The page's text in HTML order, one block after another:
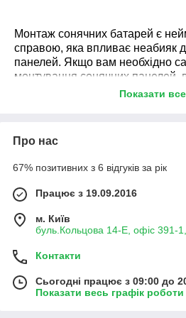
Монтаж сонячних батарей є
справою, яка впливає неабияк
панелей. Якщо вам необхідно
монтування сонячних панелей
підвищену увагу
панелей
можна легко відшукати в
зможете встановити сонячні
будівлі. Від якості призначених
комплектуючих безпосередньо
коректної роботи панелей
пробувати заощаджувати на
комплектуючих залежить по-
комплектуючі до
Показати все
Про нас
67% позитивних з 6 відгуків за рік
Працює з 19.09.2016
м. Київ
буль.Кольцова 14-Е, офіс 391-1,
Контакти
Сьогодні працює з 09:00 до
Показати весь графік роботи